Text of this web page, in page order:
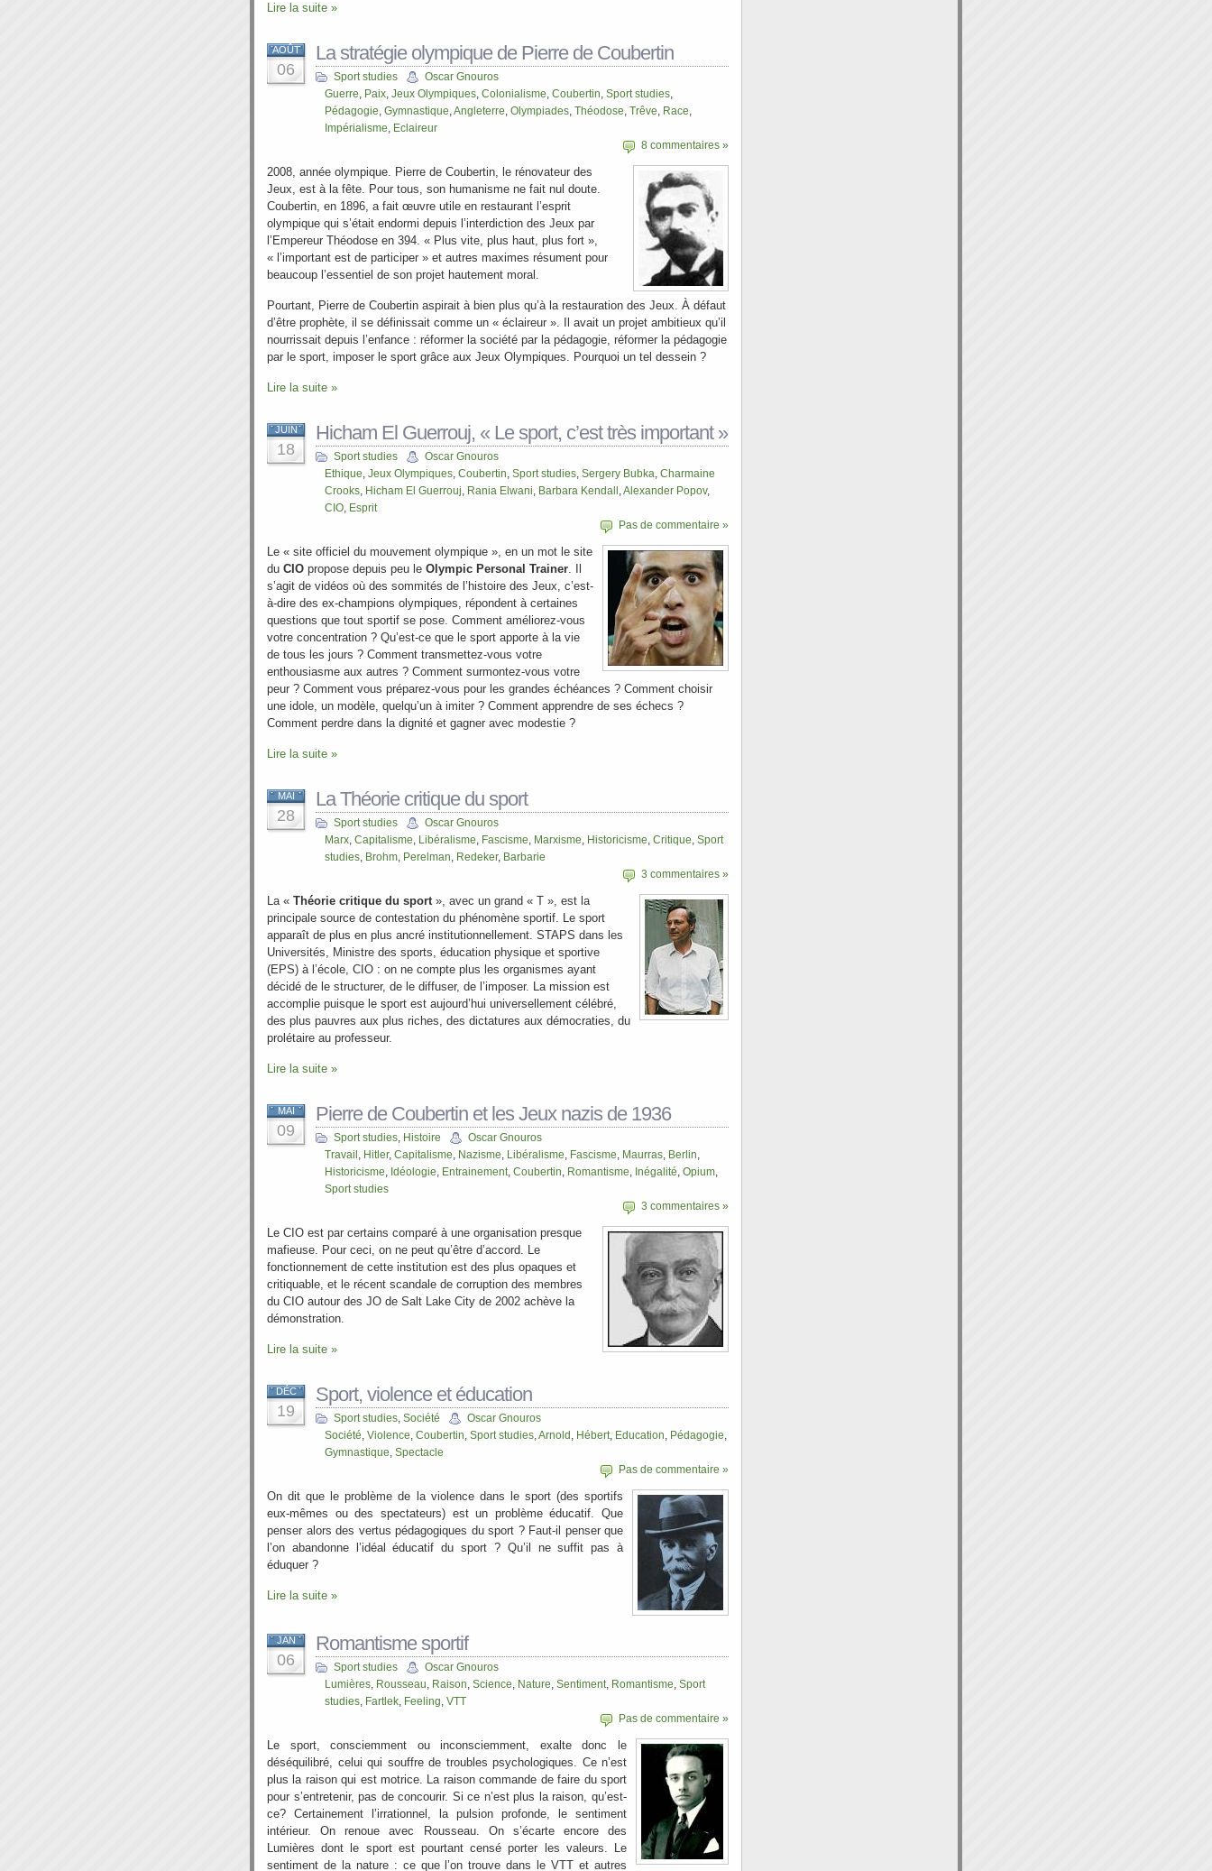
Lire la suite »
AOÛT
06
La stratégie olympique de Pierre de Coubertin
Sport studies
Oscar Gnouros
Guerre, Paix, Jeux Olympiques, Colonialisme, Coubertin, Sport studies,
Pédagogie, Gymnastique,Angleterre, Olympiades, Théodose, Trêve, Race,
Impérialisme, Eclaireur
8 commentaires »
2008, année olympique. Pierre de Coubertin, le rénovateur des
Jeux, est à la fête. Pour tous, son humanisme ne fait nul doute.
Coubertin, en 1896, a fait œuvre utile en restaurant l’esprit
olympique qui s’était endormi depuis l’interdiction des Jeux par
l’Empereur Théodose en 394. « Plus vite, plus haut, plus fort »,
« l’important est de participer » et autres maximes résument pour
beaucoup l’essentiel de son projet hautement moral.
Pourtant, Pierre de Coubertin aspirait à bien plus qu’à la restauration des Jeux. À défaut
d’être prophète, il se définissait comme un « éclaireur ». Il avait un projet ambitieux qu’il
nourrissait depuis l’enfance : réformer la société par la pédagogie, réformer la pédagogie
par le sport, imposer le sport grâce aux Jeux Olympiques. Pourquoi un tel dessein ?
Lire la suite »
JUIN
18
Hicham El Guerrouj, « Le sport, c’est très important »
Sport studies
Oscar Gnouros
Ethique, Jeux Olympiques, Coubertin, Sport studies, Sergery Bubka, Charmaine
Crooks, Hicham El Guerrouj, Rania Elwani, Barbara Kendall ,Alexander Popov,
CIO, Esprit
Pas de commentaire »
Le « site officiel du mouvement olympique », en un mot le site
du CIO propose depuis peu le Olympic Personal Trainer. Il
s’agit de vidéos où des sommités de l’histoire des Jeux, c’est-
à-dire des ex-champions olympiques, répondent à certaines
questions que tout sportif se pose. Comment améliorez-vous
votre concentration ? Qu’est-ce que le sport apporte à la vie
de tous les jours ? Comment transmettez-vous votre
enthousiasme aux autres ? Comment surmontez-vous votre
peur ? Comment vous préparez-vous pour les grandes échéances ? Comment choisir
une idole, un modèle, quelqu’un à imiter ? Comment apprendre de ses échecs ?
Comment perdre dans la dignité et gagner avec modestie ?
Lire la suite »
MAI
28
La Théorie critique du sport
Sport studies
Oscar Gnouros
Marx, Capitalisme, Libéralisme, Fascisme, Marxisme, Historicisme, Critique, Sport
studies, Brohm, Perelman, Redeker, Barbarie
3 commentaires »
La « Théorie critique du sport», avec un grand « T », est la
principale source de contestation du phénomène sportif. Le sport
apparaît de plus en plus ancré institutionnellement. STAPS dans les
Universités, Ministre des sports, éducation physique et sportive
(EPS) à l’école, CIO : on ne compte plus les organismes ayant
décidé de le structurer, de le diffuser, de l’imposer. La mission est
accomplie puisque le sport est aujourd’hui universellement célébré,
des plus pauvres aux plus riches, des dictatures aux démocraties, du
prolétaire au professeur.
Lire la suite »
MAI
09
Pierre de Coubertin et les Jeux nazis de 1936
Sport studies, Histoire
Oscar Gnouros
Travail , Hitler, Capitalisme, Nazisme, Libéralisme, Fascisme, Maurras, Berlin,
Historicisme, Idéologie, Entrainement, Coubertin, Romantisme, Inégalité, Opium,
Sport studies
3 commentaires »
Le CIO est par certains comparé à une organisation presque
mafieuse. Pour ceci, on ne peut qu’être d’accord. Le
fonctionnement de cette institution est des plus opaques et
critiquable, et le récent scandale de corruption des membres
du CIO autour des JO de Salt Lake City de 2002 achève la
démonstration.
Lire la suite »
DÉC
19
Sport, violence et éducation
Sport studies, Société
Oscar Gnouros
Société, Violence, Coubertin, Sport studies,Arnold , Hébert, Education, Pédagogie,
Gymnastique, Spectacle
Pas de commentaire »
On dit que le problème de la violence dans le sport (des sportifs
eux-mêmes ou des spectateurs) est un problème éducatif. Que
penser alors des vertus pédagogiques du sport ? Faut-il penser que
l’on abandonne l’idéal éducatif du sport ? Qu’il ne suffit pas à
éduquer ?
Lire la suite »
JAN
06
Romantisme sportif
Sport studies
Oscar Gnouros
Lumières, Rousseau, Raison, Science, Nature, Sentiment, Romantisme, Sport
studies, Fartlek, Feeling, VTT
Pas de commentaire »
Le sport, consciemment ou inconsciemment, exalte donc le
déséquilibré, celui qui souffre de troubles psychologiques. Ce n’est
plus la raison qui est motrice. La raison commande de faire du sport
pour s’entretenir, pas de concourir. Si ce n’est plus la raison, qu’est-
ce? Certainement l’irrationnel, la pulsion profonde, le sentiment
intérieur. On renoue avec Rousseau. On s’écarte encore des
Lumières dont le sport est pourtant censé porter les valeurs. Le
sentiment de la nature : ce que l’on trouve dans le VTT et autres